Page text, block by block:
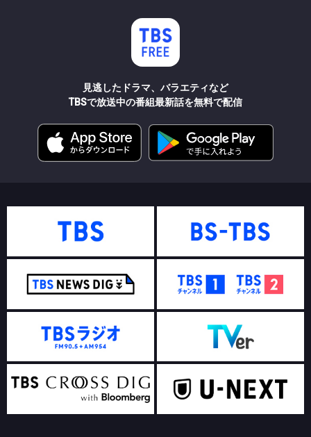
見逃したドラマ、バラエティなど
TBSで放送中の番組最新話を無料で配信